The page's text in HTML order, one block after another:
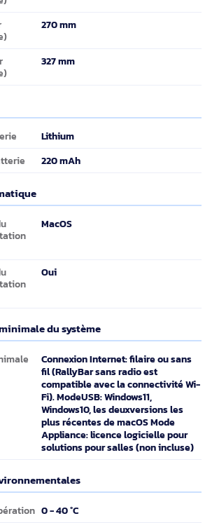
270 mm
327 mm
Lithium
220 mAh
MacOS
Oui
du système
du système
Connexion Internet: filaire ou sans
fil (RallyBar sans radio est
compatible avec la connectivité Wi-
Fi). ModeUSB: Windows11,
Windows10, les deuxversions les
plus récentes de macOS Mode
Appliance: licence logicielle pour
solutions pour salles (non incluse)
0 - 40 °C